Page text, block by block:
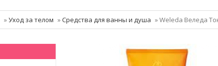
»Уход за телом »Средства для ванны и душа »Weleda Веледа